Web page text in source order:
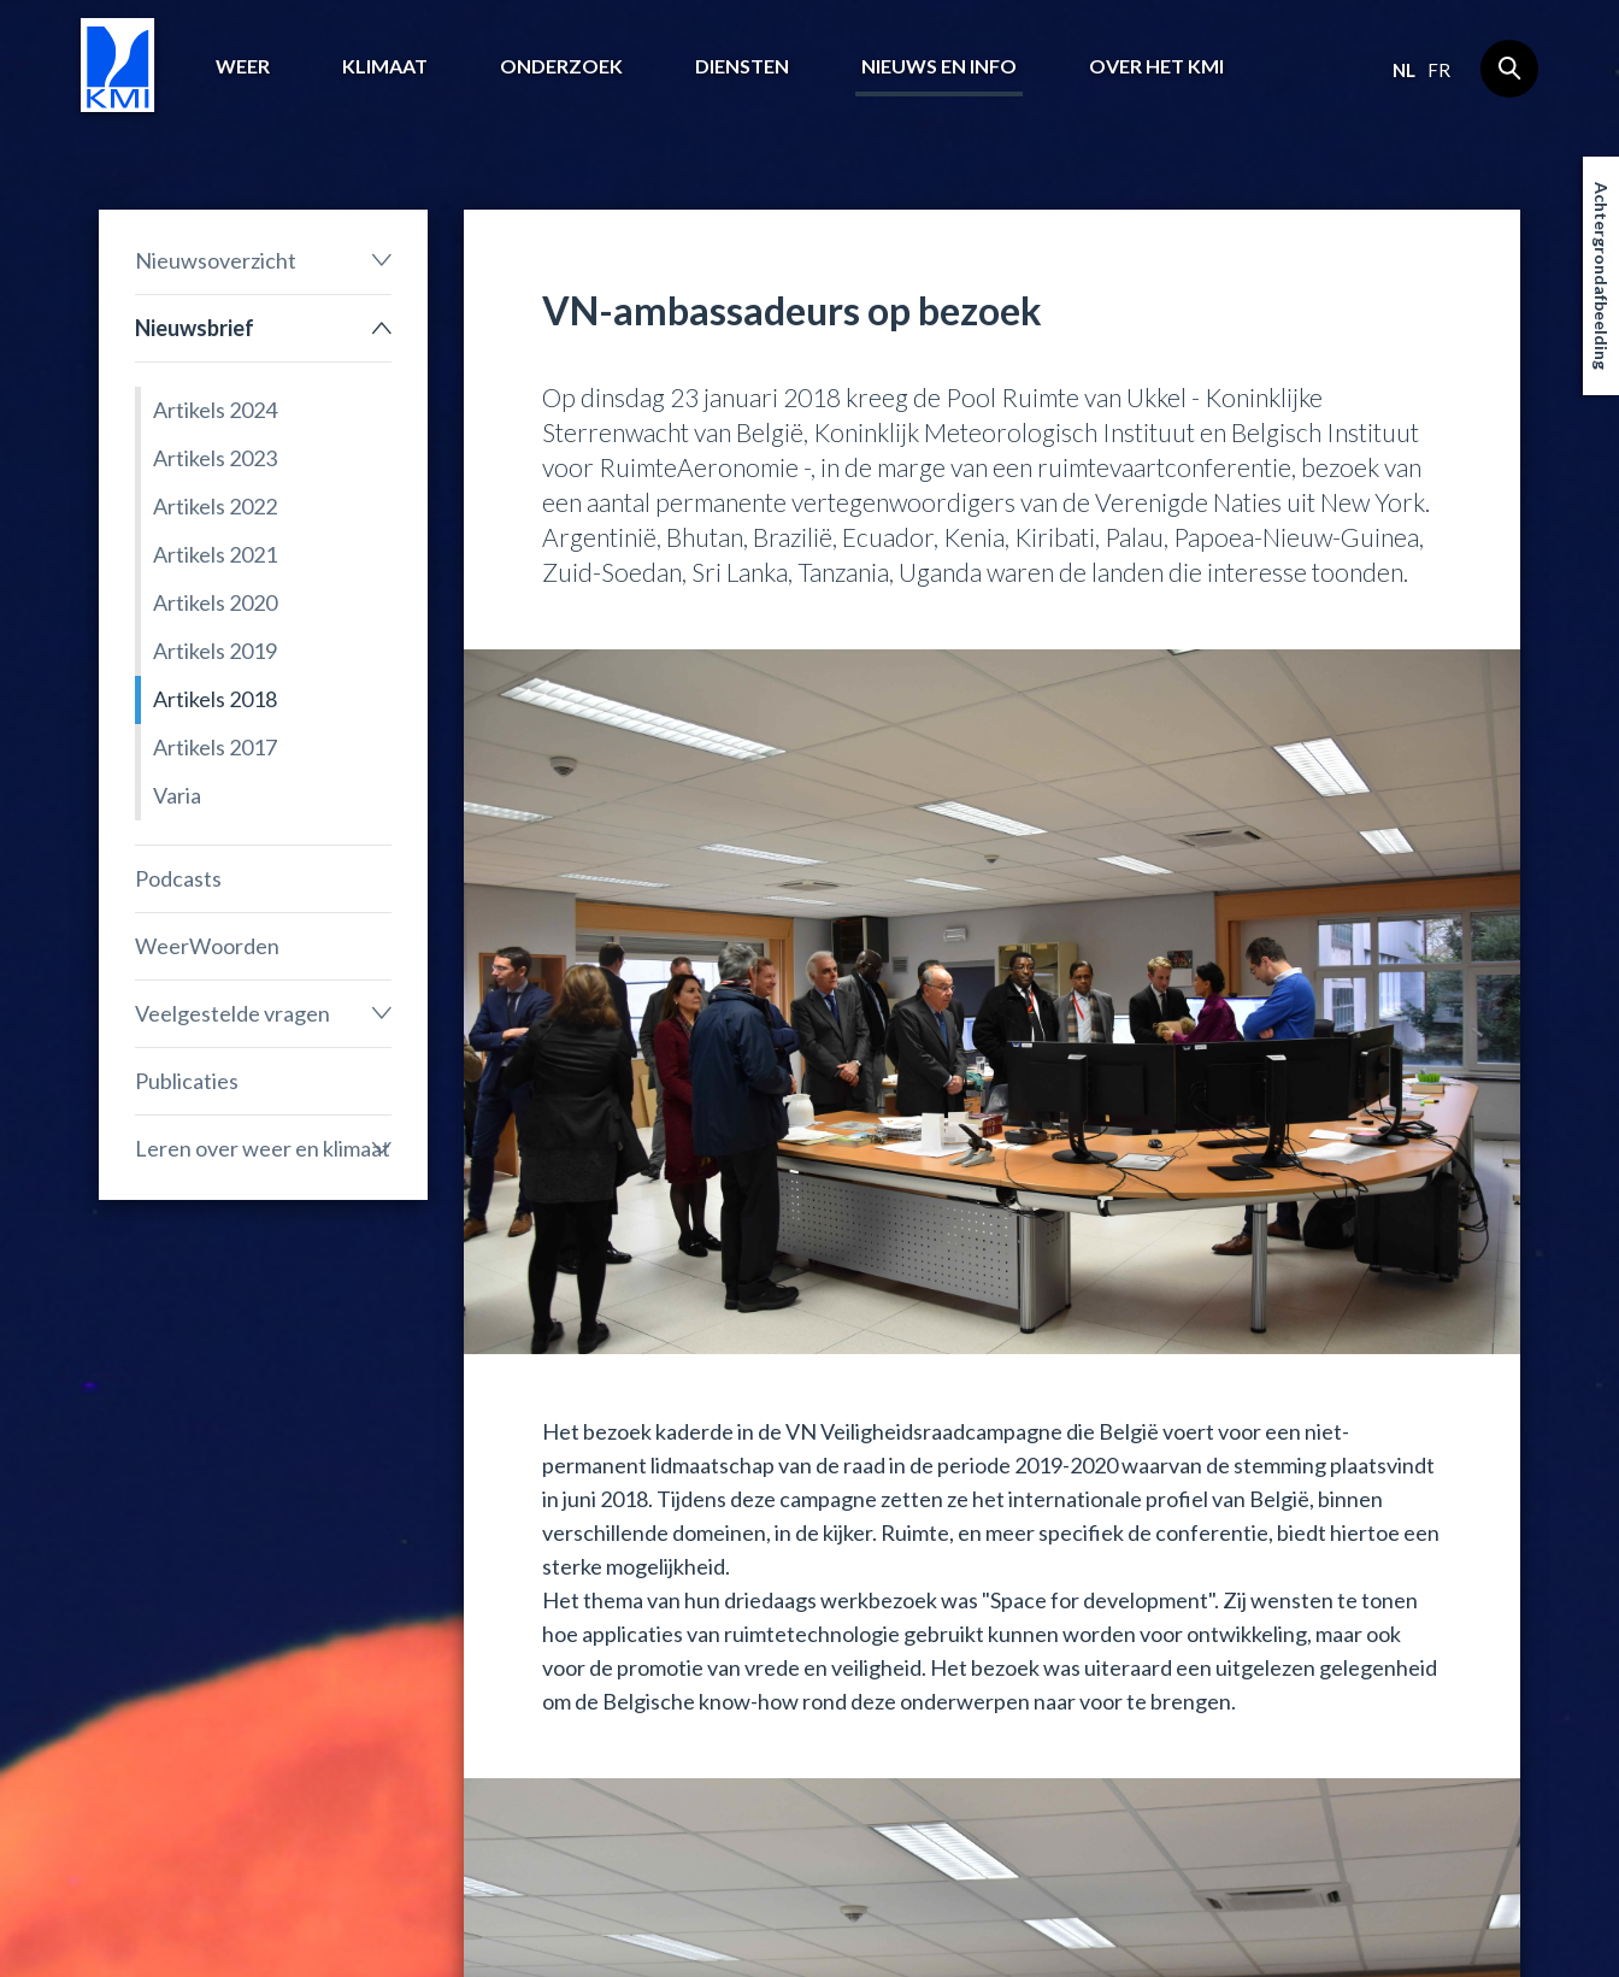
WEER KLIMAAT ONDERZOEK DIENSTEN NIEUWS EN INFO OVER HET KMI NL FR
Nieuwsoverzicht
Nieuwsbrief
Artikels 2024
Artikels 2023
Artikels 2022
Artikels 2021
Artikels 2020
Artikels 2019
Artikels 2018
Artikels 2017
Varia
Podcasts
WeerWoorden
Veelgestelde vragen
Publicaties
Leren over weer en klimaat
VN-ambassadeurs op bezoek
Op dinsdag 23 januari 2018 kreeg de Pool Ruimte van Ukkel - Koninklijke
Sterrenwacht van België, Koninklijk Meteorologisch Instituut en Belgisch Instituut
voor RuimteAeronomie -, in de marge van een ruimtevaartconferentie, bezoek van
een aantal permanente vertegenwoordigers van de Verenigde Naties uit New York.
Argentinië, Bhutan, Brazilië, Ecuador, Kenia, Kiribati, Palau, Papoea-Nieuw-Guinea,
Zuid-Soedan, Sri Lanka, Tanzania, Uganda waren de landen die interesse toonden.
Het bezoek kaderde in de VN Veiligheidsraadcampagne die België voert voor een niet-
permanent lidmaatschap van de raad in de periode 2019-2020 waarvan de stemming plaatsvindt
in juni 2018. Tijdens deze campagne zetten ze het internationale profiel van België, binnen
verschillende domeinen, in de kijker. Ruimte, en meer specifiek de conferentie, biedt hiertoe een
sterke mogelijkheid.
Het thema van hun driedaags werkbezoek was "Space for development". Zij wensten te tonen
hoe applicaties van ruimtetechnologie gebruikt kunnen worden voor ontwikkeling, maar ook
voor de promotie van vrede en veiligheid. Het bezoek was uiteraard een uitgelezen gelegenheid
om de Belgische know-how rond deze onderwerpen naar voor te brengen.
Achtergrondafbeelding